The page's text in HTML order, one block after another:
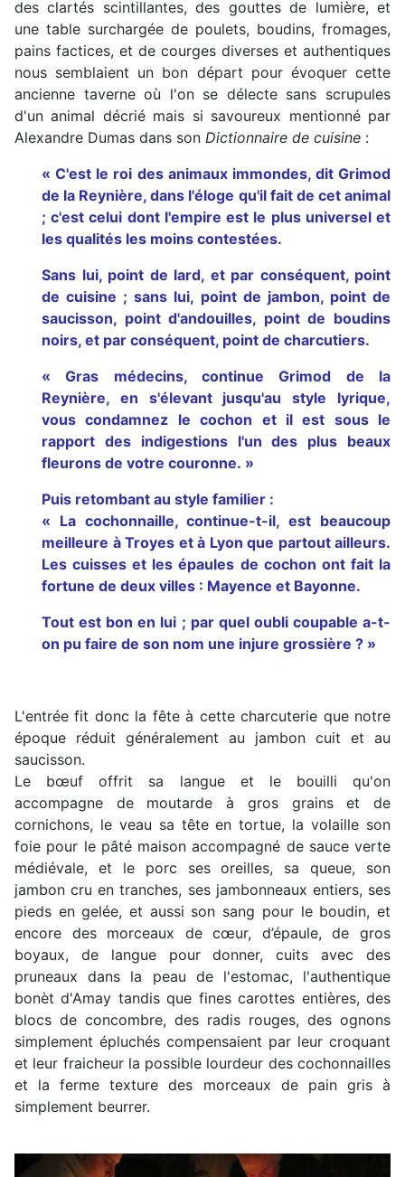
des clartés scintillantes, des gouttes de lumière, et
une table surchargée de poulets, boudins, fromages,
pains factices, et de courges diverses et authentiques
nous semblaient un bon départ pour évoquer cette
ancienne taverne où l'on se délecte sans scrupules
d'un animal décrié mais si savoureux mentionné par
Alexandre Dumas dans son Dictionnaire de cuisine :
« C'est le roi des animaux immondes, dit Grimod
de la Reynière, dans l'éloge qu'il fait de cet animal
; c'est celui dont l'empire est le plus universel et
les qualités les moins contestées.
Sans lui, point de lard, et par conséquent, point
de cuisine ; sans lui, point de jambon, point de
saucisson, point d'andouilles, point de boudins
noirs, et par conséquent, point de charcutiers.
« Gras médecins, continue Grimod de la
Reynière, en s'élevant jusqu'au style lyrique,
vous condamnez le cochon et il est sous le
rapport des indigestions l'un des plus beaux
fleurons de votre couronne. »
Puis retombant au style familier :
« La cochonnaille, continue-t-il, est beaucoup
meilleure à Troyes et à Lyon que partout ailleurs.
Les cuisses et les épaules de cochon ont fait la
fortune de deux villes : Mayence et Bayonne.
Tout est bon en lui ; par quel oubli coupable a-t-
on pu faire de son nom une injure grossière ? »
L'entrée fit donc la fête à cette charcuterie que notre
époque réduit généralement au jambon cuit et au
saucisson.
Le bœuf offrit sa langue et le bouilli qu'on
accompagne de moutarde à gros grains et de
cornichons, le veau sa tête en tortue, la volaille son
foie pour le pâté maison accompagné de sauce verte
médiévale, et le porc ses oreilles, sa queue, son
jambon cru en tranches, ses jambonneaux entiers, ses
pieds en gelée, et aussi son sang pour le boudin, et
encore des morceaux de cœur, d’épaule, de gros
boyaux, de langue pour donner, cuits avec des
pruneaux dans la peau de l'estomac, l'authentique
bonèt d'Amay tandis que fines carottes entières, des
blocs de concombre, des radis rouges, des ognons
simplement épluchés compensaient par leur croquant
et leur fraicheur la possible lourdeur des cochonnailles
et la ferme texture des morceaux de pain gris à
simplement beurrer.